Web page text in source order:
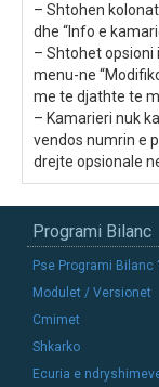
– Shtohen
dhe “Info e
– Shtohet opsioni
menu-ne
me te djathte te
– Kamarieri nuk
vendos numrin e
drejte opsionale
Programi Bilanc
Pse Programi Bilanc
Modulet / Versionet
Cmimet
Shkarko
Ecuria e